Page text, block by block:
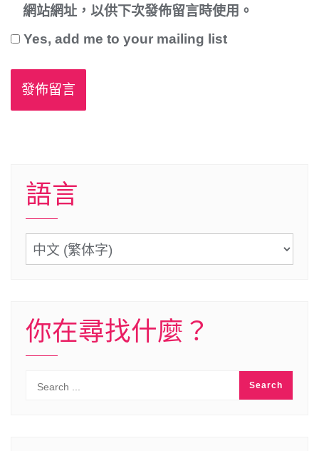
網站網址，以供下次發佈留言時使用。
Yes, add me to your mailing list
語言
語
言
你在尋找什麼？